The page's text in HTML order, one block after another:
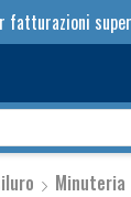
fatturazioni
input
Minuteria